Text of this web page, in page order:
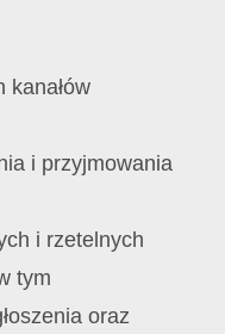
kanałów
i przyjmowania
i rzetelnych
tym
oraz